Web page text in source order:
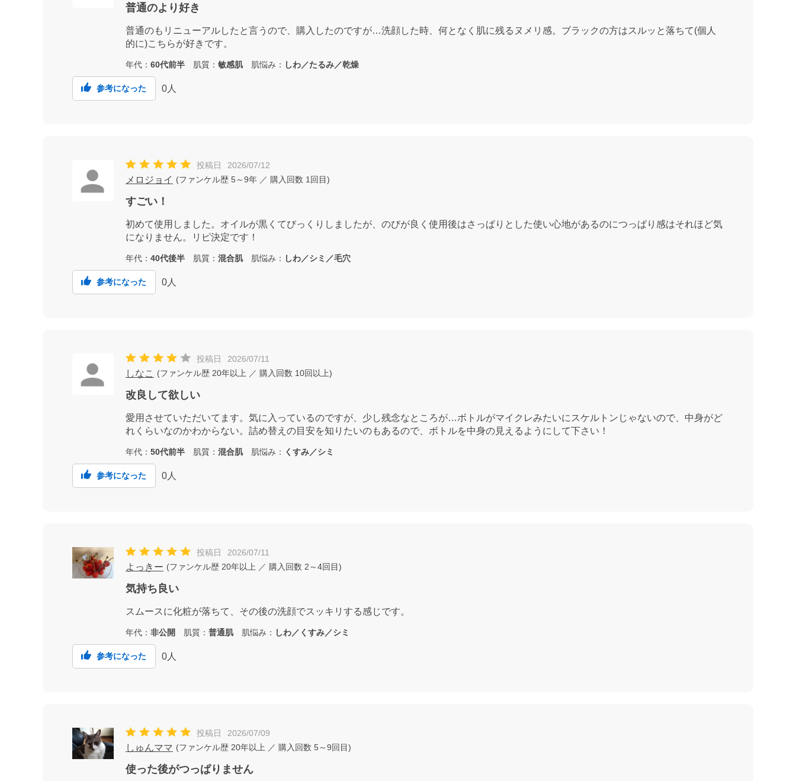
普通のより好き
普通のもリニューアルしたと言うので、購入したのですが…洗顔した時、何となく肌に残るヌメリ感。ブラックの方はスルッと落ちて(個人
的に)こちらが好きです。
年代： 60代前半 肌質： 敏感肌肌悩み： しわ／たるみ／乾燥
参考になった 0 人
投稿日 2026/07/12
メロジョイ (ファンケル歴 5～9年 ／ 購入回数 1回目)
すごい！
初めて使用しました。オイルが黒くてびっくりしましたが、のびが良く使用後はさっぱりとした使い心地があるのにつっぱり感はそれほど気
になりません。リピ決定です！
年代： 40代後半 肌質： 混合肌肌悩み： しわ／シミ／毛穴
参考になった 0 人
投稿日 2026/07/11
しなこ (ファンケル歴 20年以上 ／ 購入回数 10回以上)
改良して欲しい
愛用させていただいてます。気に入っているのですが、少し残念なところが…ボトルがマイクレみたいにスケルトンじゃないので、中身がど
れくらいなのかわからない。詰め替えの目安を知りたいのもあるので、ボトルを中身の見えるようにして下さい！
年代： 50代前半 肌質： 混合肌肌悩み： くすみ／シミ
参考になった 0 人
投稿日 2026/07/11
よっきー (ファンケル歴 20年以上 ／ 購入回数 2～4回目)
気持ち良い
スムースに化粧が落ちて、その後の洗顔でスッキリする感じです。
年代： 非公開 肌質： 普通肌肌悩み： しわ／くすみ／シミ
参考になった 0 人
投稿日 2026/07/09
しゅんママ (ファンケル歴 20年以上 ／ 購入回数 5～9回目)
使った後がつっぱりません